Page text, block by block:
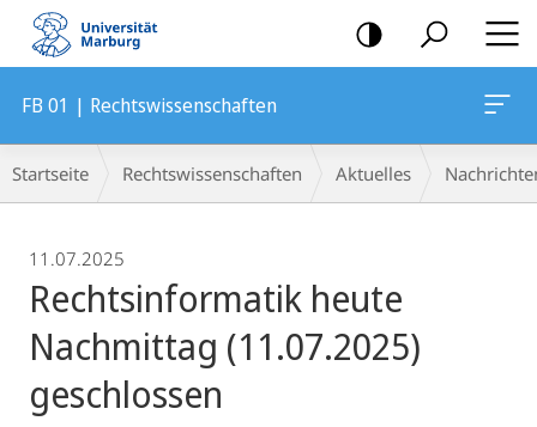
Mobile-
Navigation
FB 01 | Rechtswissenschaften
Breadcrumb-
Navigation
Startseite Rechtswissenschaften Aktuelles
11.07.2025
Rechtsinformatik heute
Nachmittag (11.07.2025)
geschlossen